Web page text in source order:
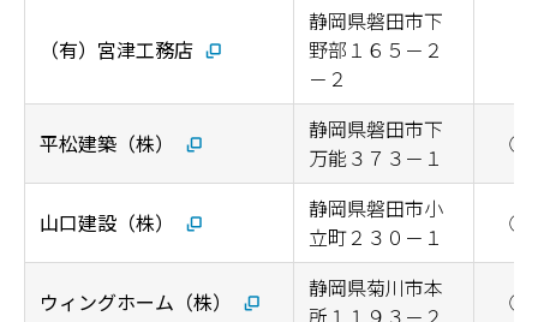
（有）宮津工務店
静岡県磐田市下
野部１６５－２
－２
平松建築（株）
静岡県磐田市下
万能３７３－１
◯
山口建設（株）
静岡県磐田市小
立町２３０－１
◯
ウィングホーム（株）
静岡県菊川市本
所１１９３－２
◯